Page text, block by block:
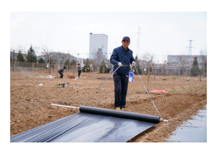
山东 河南 湖北
广东 广西 海南 重庆
四川 贵州 云南 西藏
陕西 甘肃 青海 宁夏
新疆 内蒙古 黑龙江